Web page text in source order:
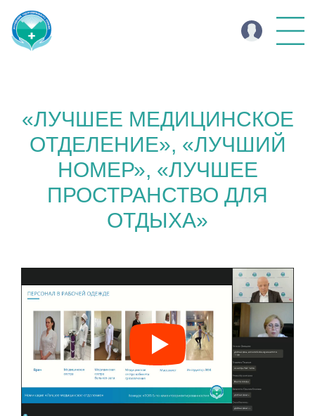
«ЛУЧШЕЕ МЕДИЦИНСКОЕ
ОТДЕЛЕНИЕ», «ЛУЧШИЙ
НОМЕР», «ЛУЧШЕЕ
ПРОСТРАНСТВО ДЛЯ
ОТДЫХА»